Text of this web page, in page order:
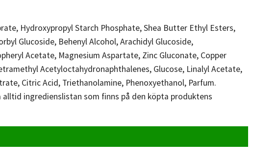
Hydroxypropyl Starch Phosphate, Shea Butter Ethyl Esters,
Glucoside, Behenyl Alcohol, Arachidyl Glucoside,
Acetate, Magnesium Aspartate, Zinc Gluconate, Copper
Acetyloctahydronaphthalenes, Glucose, Linalyl Acetate,
Citric Acid, Triethanolamine, Phenoxyethanol, Parfum.
ingredienslistan som finns på den köpta produktens